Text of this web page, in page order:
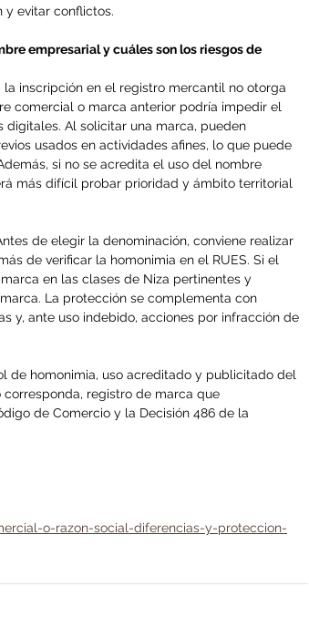
evitar conflictos.
empresarial y cuáles son los riesgos de
inscripción en el registro mercantil no otorga
comercial o marca anterior podría impedir el
Al solicitar una marca, pueden
usados en actividades afines, lo que puede
si no se acredita el uso del nombre
más difícil probar prioridad y ámbito territorial
de elegir la denominación, conviene realizar
de verificar la homonimia en el RUES. Si el
en las clases de Niza pertinentes y
La protección se complementa con
y, ante uso indebido, acciones por infracción de
de homonimia, uso acreditado y publicitado del
registro de marca que
de Comercio y la Decisión 486 de la
o-razon-social-diferencias-y-proteccion-